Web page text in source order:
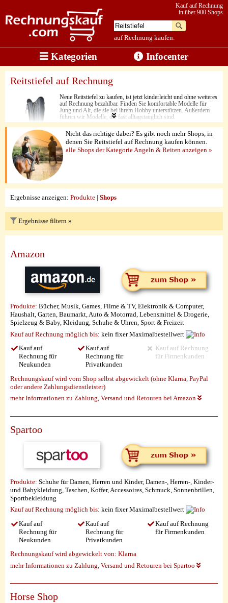
auf Rechnung kaufen.
Kauf auf Rechnung
in über 900 Shops
Kategorien Infocenter
Reitstiefel auf Rechnung
Neue Reitstiefel zu kaufen, ist jetzt kinderleicht und ohne weiteres
auf Rechnung bezahlbar. Finden Sie komfortable Modelle für
Jung und Alt, die sie bei ihrem Hobby unterstützen. Außerdem
führen wir Modelle, die fast alltagstauglich sind.
Nicht das richtige dabei? Es gibt noch mehr Shops, in
denen Sie Reitstiefel auf Rechnung kaufen können.
alle Shops der Kategorie Angeln & Reiten anzeigen »
Ergebnisse anzeigen: Produkte | Shops
Ergebnisse filtern »
Amazon
Produkte: Bücher, Musik, Games, Filme & TV, Elektronik & Computer,
Haushalt, Garten, Baumarkt, Auto & Motorrad, Lebensmittel & Drogerie,
Spielzeug & Baby, Kleidung, Schuhe & Uhren, Sport & Freizeit
Kauf auf Rechnung möglich bis: kein fixer Maximalbestellwert
Kauf auf
Rechnung für
Neukunden
Kauf auf
Rechnung für
Privatkunden
Kauf auf Rechnung
für Firmenkunden
Rechnungskauf wird vom Shop selbst abgewickelt (ohne Klarna, PayPal
oder andere Zahlungsdienstleister)
mehr Informationen zu Zahlung, Versand und Retouren bei Amazon
Spartoo
Produkte: Schuhe für Damen, Herren und Kinder, Damen-, Herren-, Kinder-
und Babykleidung, Taschen, Koffer, Accessoires, Schmuck, Sonnenbrillen,
Sportbekleidung
Kauf auf Rechnung möglich bis: kein fixer Maximalbestellwert
Kauf auf
Rechnung für
Neukunden
Kauf auf
Rechnung für
Privatkunden
Kauf auf Rechnung
für Firmenkunden
Rechnungskauf wird abgewickelt von: Klarna
mehr Informationen zu Zahlung, Versand und Retouren bei Spartoo
Horse Shop